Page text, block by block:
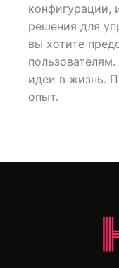
конфигурации,
решения для
вы хотите
идеи в жизнь.
опыт.